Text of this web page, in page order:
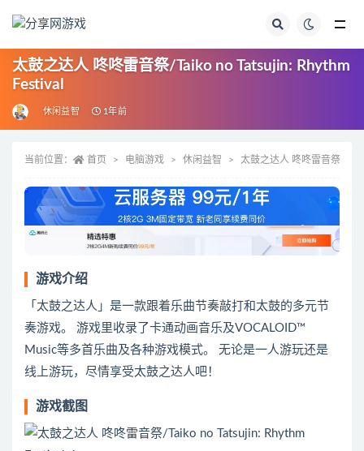
太鼓之达人 咚咚雷音祭/Taiko no Tatsujin: Rhythm
Festival
休闲益智 1年前
当前位置： 首页 电脑游戏 休闲益智 太鼓之达人 咚咚雷音祭/
游戏介绍
「太鼓之达人」是一款跟着乐曲节奏敲打和太鼓的多元节
奏游戏。 游戏里收录了卡通动画音乐及VOCALOID™
Music等多首乐曲及各种游戏模式。 无论是一人游玩还是
线上游玩，尽情享受太鼓之达人吧！
游戏截图